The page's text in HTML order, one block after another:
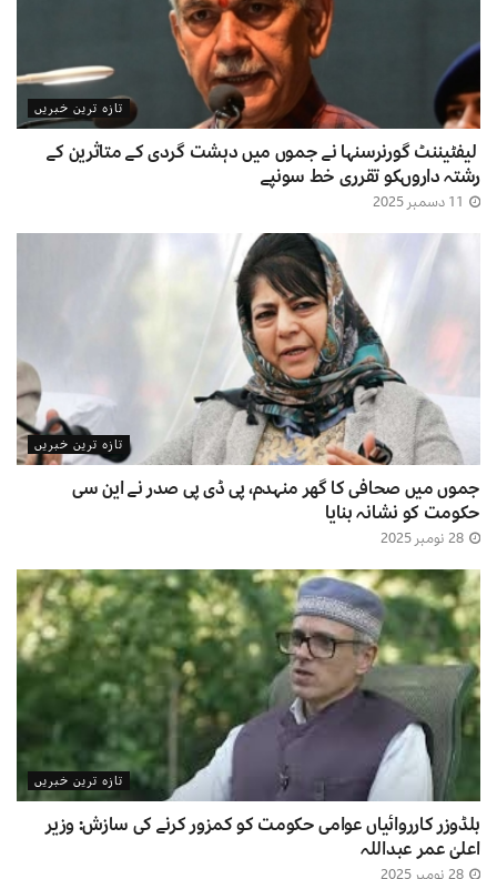
تازہ ترین خبریں
لیفٹیننٹ گورنرسنہا نے جموں میں دہشت گردی کے متاثرین کے
رشتہ داروںکو تقرری خط سونپے
تازہ ترین خبریں
جموں میں صحافی کا گھر منہدم، پی ڈی پی صدر نے این سی
حکومت کو نشانہ بنایا
تازہ ترین خبریں
بلڈوزر کارروائیاں عوامی حکومت کو کمزور کرنے کی سازش: وزیر
اعلیٰ عمر عبداللہ